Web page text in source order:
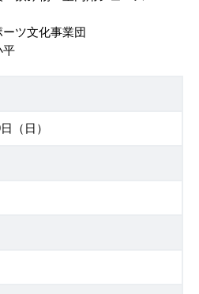
ツ文化事業団
平
（日）